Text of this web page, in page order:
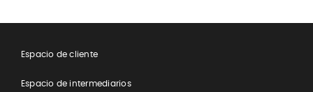
​Espacio de cliente
Espacio de intermediarios